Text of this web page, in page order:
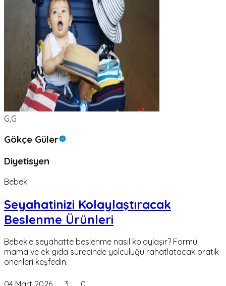
G,G
Gökçe Güler
Diyetisyen
Bebek
Seyahatinizi Kolaylaştıracak
Beslenme Ürünleri
Bebekle seyahatte beslenme nasıl kolaylaşır? Formül
mama ve ek gıda sürecinde yolculuğu rahatlatacak pratik
önerileri keşfedin.